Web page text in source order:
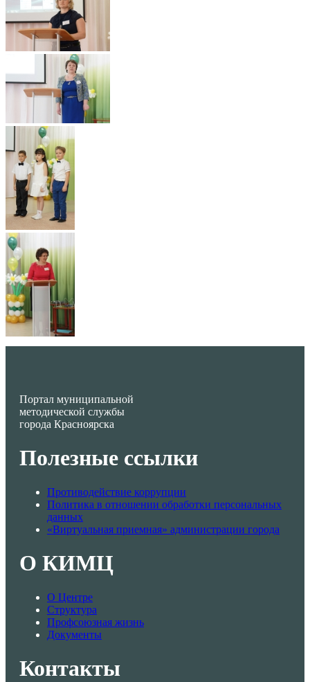
Портал муниципальной
методической службы
города Красноярска
Полезные ссылки
Противодействие коррупции
Политика в отношении обработки персональных
данных
«Виртуальная приемная» администрации города
О КИМЦ
О Центре
Структура
Профсоюзная жизнь
Документы
Контакты